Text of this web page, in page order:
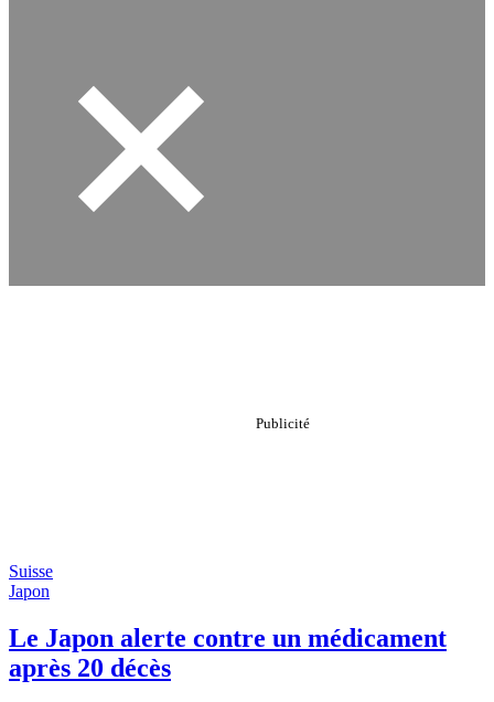
Suisse
Japon
Le Japon alerte contre un médicament
après 20 décès